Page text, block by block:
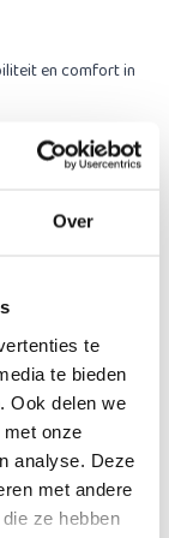
Over
te
te bieden
Ook delen we
onze
analyse. Deze
met andere
ze hebben
en comfort in
met
zitpositie als een
snel bij je thuis
transport.
met lift.
na je
tijd binnen 3–7
de stoel op de